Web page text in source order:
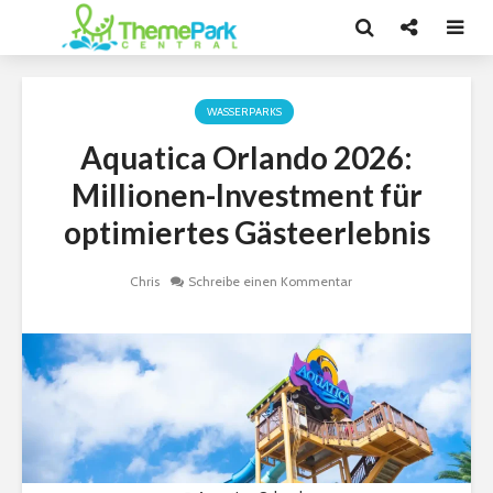
WASSERPARKS
Aquatica Orlando 2026:
Millionen-Investment für
optimiertes Gästeerlebnis
Chris Schreibe einen Kommentar